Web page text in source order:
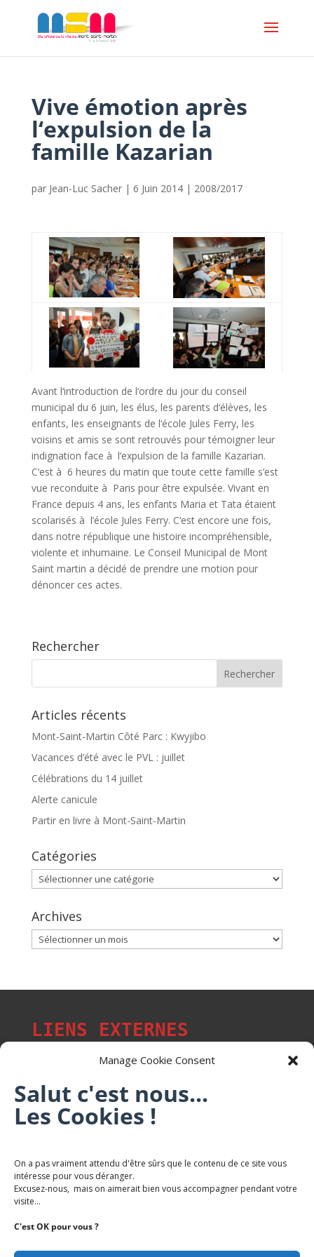
Manage Cookie Consent
Salut c'est nous...
Les Cookies !
On a pas vraiment attendu d'être sûrs que le contenu de ce site vous
intéresse pour vous déranger.
Excusez-nous, mais on aimerait bien vous accompagner pendant votre
visite...
C'est OK pour vous ?
Vive émotion après
l‘expulsion de la
famille Kazarian
par Jean-Luc Sacher| 6 Juin 2014| 2008/2017
Avant l‘introduction de l‘ordre du jour du conseil
municipal du 6 juin, les élus, les parents d‘élèves, les
enfants, les enseignants de l‘école Jules Ferry, les
voisins et amis se sont retrouvés pour témoigner leur
indignation face à l‘expulsion de la famille Kazarian.
C‘est à 6 heures du matin que toute cette famille s‘est
vue reconduite à Paris pour être expulsée. Vivant en
France depuis 4 ans, les enfants Maria et Tata étaient
scolarisés à l‘école Jules Ferry. C‘est encore une fois,
dans notre république une histoire incompréhensible,
violente et inhumaine. Le Conseil Municipal de Mont
Saint martin a décidé de prendre une motion pour
dénoncer ces actes.
Rechercher
Articles récents
Mont-Saint-Martin Côté Parc : Kwyjibo
Vacances d’été avec le PVL : juillet
Célébrations du 14 juillet
Alerte canicule
Partir en livre à Mont-Saint-Martin
Catégories
Catégories
Archives
Archives
LIENS EXTERNES
Les p'tits citoyens de Mont-Saint-Martin
Trail Saintmartinois Daniel FEITE
Karaté Mont Saint Martin